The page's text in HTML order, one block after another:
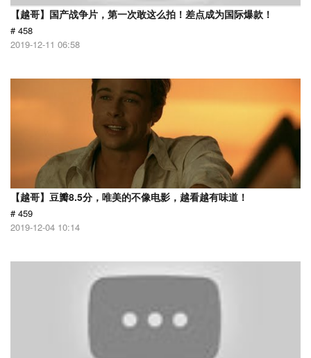
【越哥】国产战争片，第一次敢这么拍！差点成为国际爆款！
# 458
2019-12-11 06:58
【越哥】豆瓣8.5分，唯美的不像电影，越看越有味道！
# 459
2019-12-04 10:14